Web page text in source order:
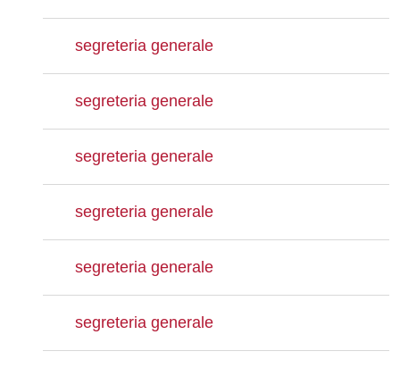
segreteria generale
segreteria generale
segreteria generale
segreteria generale
segreteria generale
segreteria generale